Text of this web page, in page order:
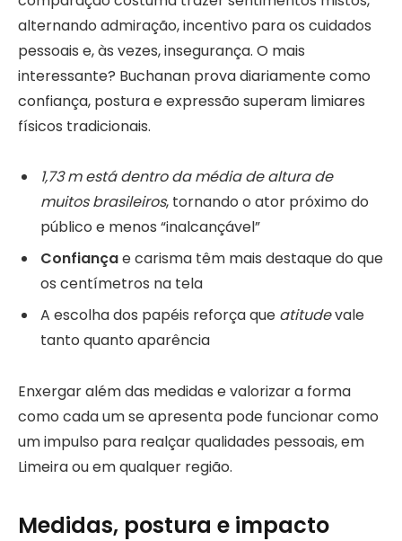
alternando admiração, incentivo para os cuidados
pessoais e, às vezes, insegurança. O mais
interessante? Buchanan prova diariamente como
confiança, postura e expressão superam limiares
físicos tradicionais.
1,73 m está dentro da média de altura de
muitos brasileiros, tornando o ator próximo do
público e menos “inalcançável”
Confiançae carisma têm mais destaque do que
os centímetros na tela
A escolha dos papéis reforça que atitudevale
tanto quanto aparência
Enxergar além das medidas e valorizar a forma
como cada um se apresenta pode funcionar como
um impulso para realçar qualidades pessoais, em
Limeira ou em qualquer região.
Medidas, postura e impacto